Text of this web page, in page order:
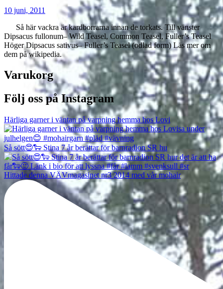
10 juni, 2011
Så här vackra är kardborrarna innan de torkats. Till vänster
Dipsacus fullonum– Wild Teasel, Common Teasel, Fuller’s Teasel
Höger Dipsacus sativus– Fuller’s Teasel (odlad form) Läs mer om
dem på wikipedia.
Varukorg
Följ oss på Instagram
Härliga garner i väntan på varpning hemma hos Lovi
Så sött😍🐑 Stina 7 år berättar för barnradion SR hu
Hittade denna VÄVmagasinet nr3 2014 med vår mohair